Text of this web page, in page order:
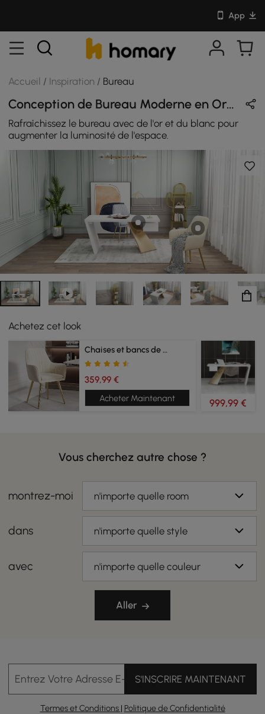
App
Accueil / Inspiration / Bureau
Conception de Bureau Moderne en Or & Blanc avec En Bois & Métal
Rafraîchissez le bureau avec de l'or et du blanc pour
augmenter la luminosité de l'espace.
Achetez cet look
Chaises et bancs de salle à manger
359,99 €
Acheter Maintenant 999,99 €
Vous cherchez autre chose ?
montrez-moi n'importe quelle room
dans n'importe quelle style
avec n'importe quelle couleur
Aller
Entrez Votre Adresse E-mailS'INSCRIRE MAINTENANT
Termes et Conditions | Politique de Confidentialité